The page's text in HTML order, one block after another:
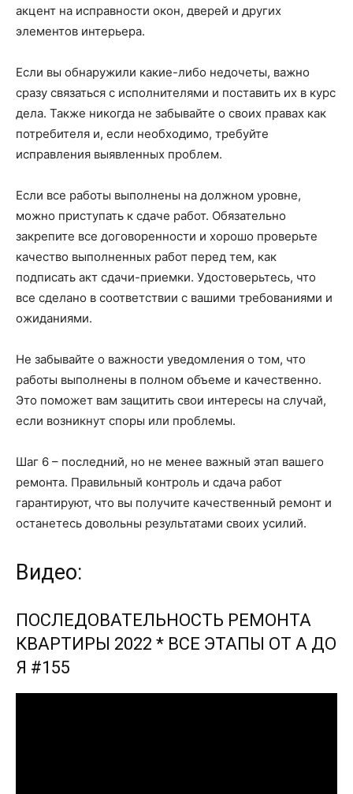
акцент на исправности окон, дверей и других
элементов интерьера.
Если вы обнаружили какие-либо недочеты, важно
сразу связаться с исполнителями и поставить их в курс
дела. Также никогда не забывайте о своих правах как
потребителя и, если необходимо, требуйте
исправления выявленных проблем.
Если все работы выполнены на должном уровне,
можно приступать к сдаче работ. Обязательно
закрепите все договоренности и хорошо проверьте
качество выполненных работ перед тем, как
подписать акт сдачи-приемки. Удостоверьтесь, что
все сделано в соответствии с вашими требованиями и
ожиданиями.
Не забывайте о важности уведомления о том, что
работы выполнены в полном объеме и качественно.
Это поможет вам защитить свои интересы на случай,
если возникнут споры или проблемы.
Шаг 6 – последний, но не менее важный этап вашего
ремонта. Правильный контроль и сдача работ
гарантируют, что вы получите качественный ремонт и
останетесь довольны результатами своих усилий.
Видео:
ПОСЛЕДОВАТЕЛЬНОСТЬ РЕМОНТА
КВАРТИРЫ 2022 * ВСЕ ЭТАПЫ ОТ А ДО
Я #155